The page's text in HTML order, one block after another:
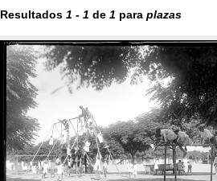
Resultados 1 - 1 de 1 para plazas